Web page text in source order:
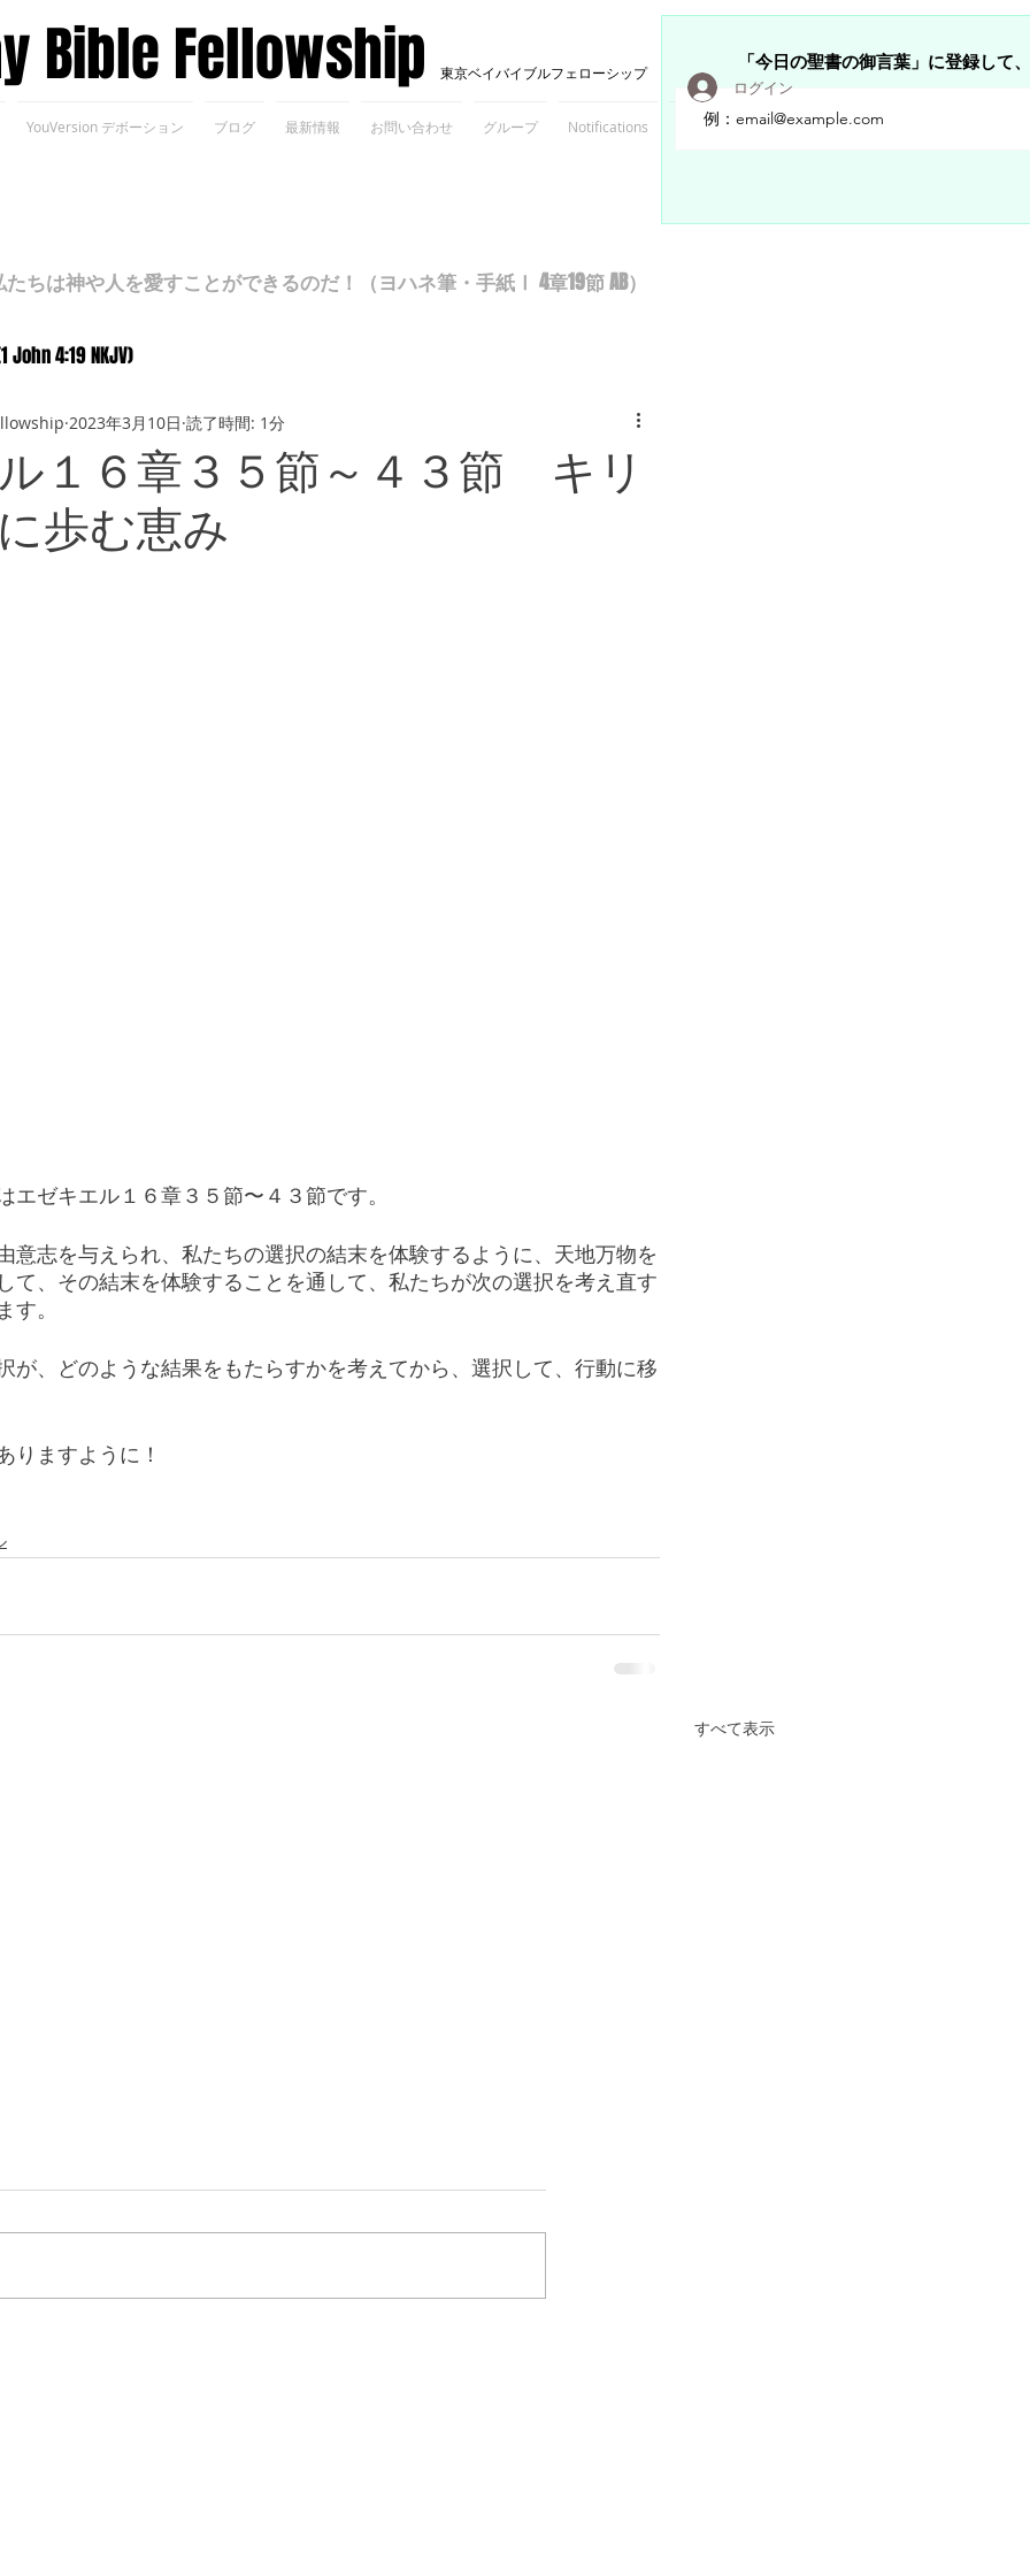
Bible Fellowship 東京ベイバイブルフェローシップ
YouVersion デボーション ブログ 最新情報 お問い合わせ グループ Notifications Members
「今日の聖書の御言葉」に登録して
ログイン
ちは神や人を愛すことができるのだ！（ヨハネ筆・手紙Ⅰ 4章19節 AB）
John 4:19 NKJV)
１６章３５節～４３節 キリ
歩む恵み
2023年3月10日 読了時間: 1分
エゼキエル１６章３５節〜４３節です。
意志を与えられ、私たちの選択の結末を体験するように、天地万物を
て、その結末を体験することを通して、私たちが次の選択を考え直す
。
が、どのような結果をもたらすかを考えてから、選択して、行動に移
りますように！
すべて表示